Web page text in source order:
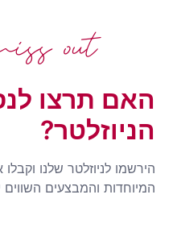
האם תרצו
הניוזלטר?
הירשמו לניוזלטר שלנו
המיוחדות והמבצעים השווים
out